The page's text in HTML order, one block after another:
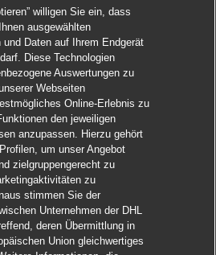
willigen Sie ein, dass
ausgewählten
und Daten auf Ihrem Endgerät
Diese Technologien
Auswertungen zu
Webseiten
Online-Erlebnis zu
den jeweiligen
anzupassen. Hierzu gehört
um unser Angebot
zielgruppengerecht zu
zu
stimmen Sie der
Unternehmen der DHL
deren Übermittlung in
Union gleichwertiges